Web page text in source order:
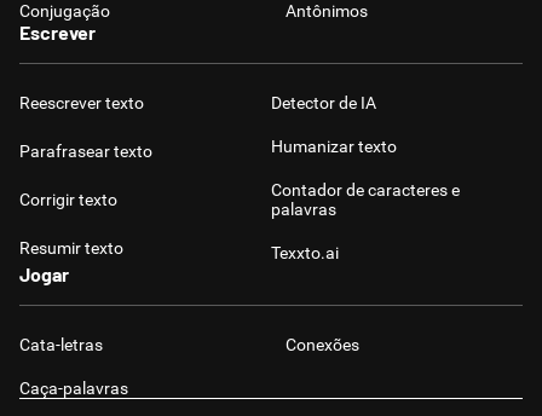
Conjugação Antônimos
Escrever
Reescrever texto
Parafrasear texto
Corrigir texto
Resumir texto
Detector de IA
Humanizar texto
Contador de caracteres e
palavras
Texxto.ai
Jogar
Cata-letras Conexões
Caça-palavras